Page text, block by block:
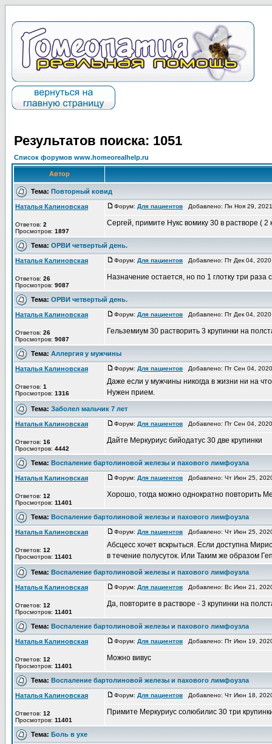
Результатов поиска: 1051
Список форумов www.homeorealhelp.ru
Автор
Тема: Повторный ковид
Наталья Калиновская
Ответов: 2
Просмотров: 1897
Форум: Для пациентов Добавлено: Пн Ноя 29,
Сергей, примите Нукс вомику 30 в растворе (
Тема: ОРВИ четвертый день.
Наталья Калиновская
Ответов: 26
Просмотров: 9087
Форум: Для пациентов Добавлено: Пт Дек 04,
Назначение остается, но по 1 глотку три раза
Тема: ОРВИ четвертый день.
Наталья Калиновская
Ответов: 26
Просмотров: 9087
Форум: Для пациентов Добавлено: Пт Дек 04,
Гельземиум 30 растворить 3 крупинки на
Тема: Аллергия у мужчины
Наталья Калиновская
Ответов: 1
Просмотров: 1316
Форум: Для пациентов Добавлено: Пт Сен 04,
Даже если у мужчины никогда в жизни ни на
Нужен прием.
Тема: Заболел мальчик 7 лет
Наталья Калиновская
Ответов: 16
Просмотров: 4442
Форум: Для пациентов Добавлено: Пт Сен 04,
Дайте Меркуриус бийодатус 30 две крупинки
Тема: Воспаление бартолиновой железы и пахового лимфоузла
Наталья Калиновская
Ответов: 12
Просмотров: 11401
Форум: Для пациентов Добавлено: Чт Июн 25,
Хорошо, тогда можно однократно повторить
Тема: Воспаление бартолиновой железы и пахового лимфоузла
Наталья Калиновская
Ответов: 12
Просмотров: 11401
Форум: Для пациентов Добавлено: Чт Июн 25,
Абсцесс хочет вскрыться. Если доступна
в течение полусуток. Или Таким же образом
Тема: Воспаление бартолиновой железы и пахового лимфоузла
Наталья Калиновская
Ответов: 12
Просмотров: 11401
Форум: Для пациентов Добавлено: Вс Июн 21,
Да, повторите в растворе - 3 крупинки на
Тема: Воспаление бартолиновой железы и пахового лимфоузла
Наталья Калиновская
Ответов: 12
Просмотров: 11401
Форум: Для пациентов Добавлено: Пт Июн 19,
Можно вивус
Тема: Воспаление бартолиновой железы и пахового лимфоузла
Наталья Калиновская
Ответов: 12
Просмотров: 11401
Форум: Для пациентов Добавлено: Чт Июн 18,
Примите Меркуриус солюбилис 30 три
Тема: Боль в ухе